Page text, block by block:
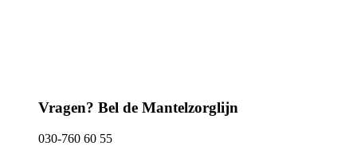
Vragen? Bel de Mantelzorglijn
030-760 60 55